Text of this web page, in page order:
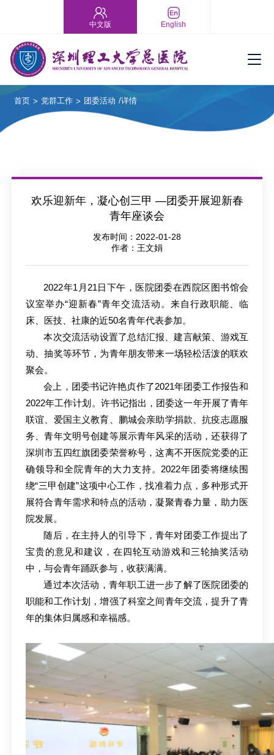
中文版 English
首页 > 党群工作 > 团委活动 /详情
欢乐迎新年，凝心创三甲 —团委开展迎新春
青年座谈会
发布时间：2022-01-28
作者：王文娟
2022年1月21日下午，医院团委在西院区图书馆会
议室举办“迎新春”青年交流活动。来自行政职能、临
床、医技、社康的近50名青年代表参加。
本次交流活动设置了总结汇报、建言献策、游戏互
动、抽奖等环节，为青年朋友带来一场轻松活泼的联欢
聚会。
会上，团委书记许艳贞作了2021年团委工作报告和
2022年工作计划。许书记指出，团委这一年开展了青年
联谊、爱国主义教育、鹏城会亲助学捐款、抗疫志愿服
务、青年文明号创建等展示青年风采的活动，还获得了
深圳市五四红旗团委荣誉称号，这离不开医院党委的正
确领导和全院青年的大力支持。2022年团委将继续围
绕“三甲创建”这项中心工作，找准着力点，多种形式开
展符合青年需求和特点的活动，凝聚青春力量，助力医
院发展。
随后，在主持人的引导下，青年对团委工作提出了
宝贵的意见和建议，在四轮互动游戏和三轮抽奖活动
中，与会青年踊跃参与，收获满满。
通过本次活动，青年职工进一步了解了医院团委的
职能和工作计划，增强了科室之间青年交流，提升了青
年的集体归属感和幸福感。